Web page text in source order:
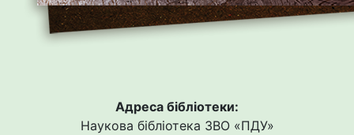
Адреса бібліотеки:
Наукова бібліотека ЗВО «ПДУ»